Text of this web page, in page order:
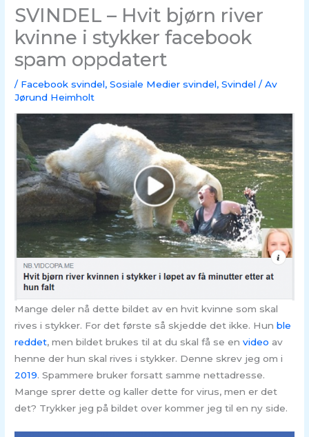
SVINDEL – Hvit bjørn river
kvinne i stykker facebook
spam oppdatert
/ Facebook svindel,Sosiale Medier svindel,Svindel / Av
Jørund Heimholt
Mange deler nå dette bildet av en hvit kvinne som skal
rives i stykker. For det første så skjedde det ikke. Hunble
reddet, men bildet brukes til at du skal få se envideo av
henne der hun skal rives i stykker. Denne skrev jeg om i
2019. Spammere bruker forsatt samme nettadresse.
Mange sprer dette og kaller dette for virus, men er det
det? Trykker jeg på bildet over kommer jeg til en ny side.